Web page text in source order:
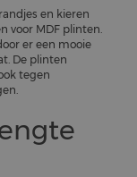
en kieren
voor MDF plinten.
er een mooie
De plinten
tegen